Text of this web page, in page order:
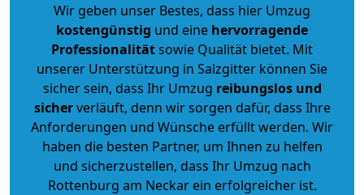
Wir geben unser Bestes, dass hier Umzug
kostengünstig und eine hervorragende
Professionalitätsowie Qualität bietet. Mit
unserer Unterstützung in Salzgitter können Sie
sicher sein, dass Ihr Umzug reibungslos und
sicherverläuft, denn wir sorgen dafür, dass Ihre
Anforderungen und Wünsche erfüllt werden. Wir
haben die besten Partner, um Ihnen zu helfen
und sicherzustellen, dass Ihr Umzug nach
Rottenburg am Neckar ein erfolgreicher ist.